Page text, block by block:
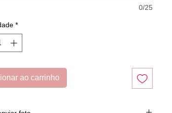
0/25
*
ao carrinho